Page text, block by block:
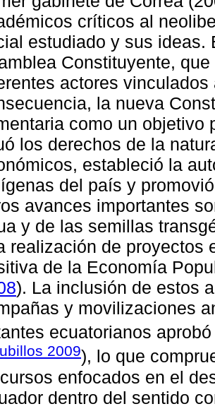
críticos al
estudiado y sus ideas.
Constituyente,
actores
la nueva
como un objetivo
los derechos de la
estableció la
del país y
avances importantes
y de las semillas
realización de proyectos
de la Economía
). La inclusión de estos
y movilizaciones
ecuatorianos
2009), lo que
enfocados en el
dentro del sentido